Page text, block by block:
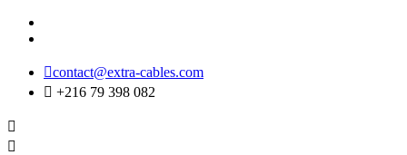
contact@extra-cables.com
 +216 79 398 082

